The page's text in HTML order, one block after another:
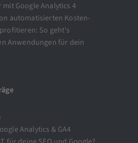
mit Google Analytics 4
automatisierten Kosten-
So geht’s
Anwendungen für dein
Analytics & GA4